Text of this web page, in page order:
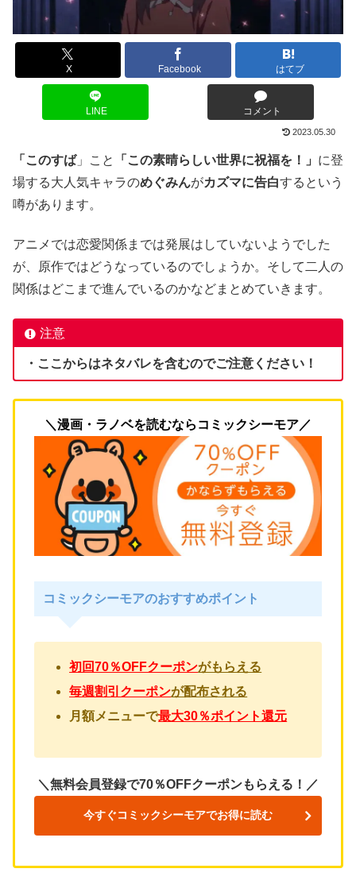
X Facebook はてブ
LINE コメント
2023.05.30
「このすば」こと 「この素晴らしい世界に祝福を！」 に登
場する大人気キャラのめぐみんがカズマに告白するという
噂があります。
アニメでは恋愛関係までは発展はしていないようでした
が、原作ではどうなっているのでしょうか。そして二人の
関係はどこまで進んでいるのかなどまとめていきます。
注意
・ここからはネタバレを含むのでご注意ください！
＼漫画・ラノベを読むならコミックシーモア／
コミックシーモアのおすすめポイント
初回70％OFFクーポンがもらえる
毎週割引クーポンが配布される
月額メニューで最大30％ポイント還元
＼無料会員登録で70％OFFクーポンもらえる！／
今すぐコミックシーモアでお得に読む